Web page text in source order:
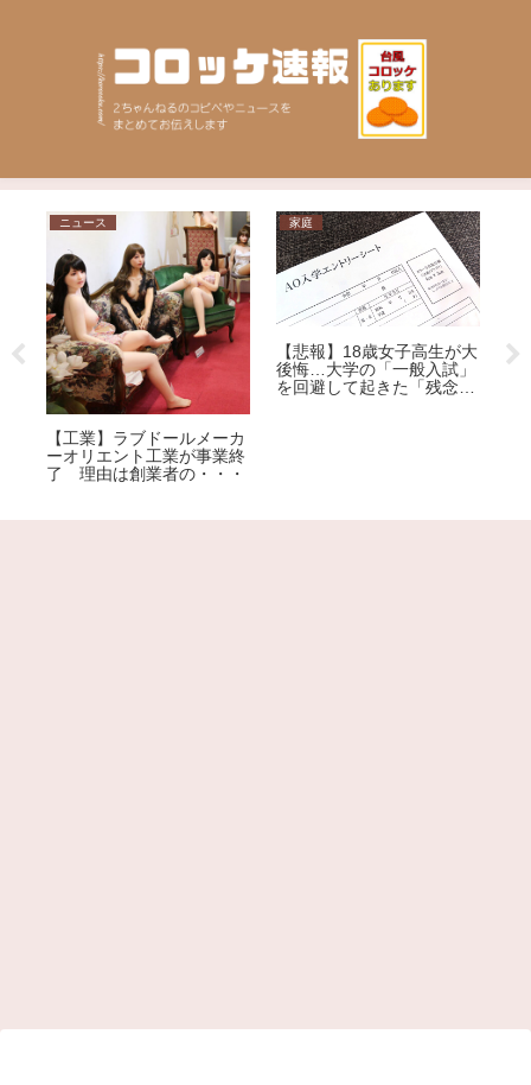
ニュース
【工業】ラブドールメーカ
ーオリエント工業が事業終
了 理由は創業者の・・・
家庭
【悲報】18歳女子高生が大
後悔…大学の「一般入試」
を回避して起きた「残念す
日常